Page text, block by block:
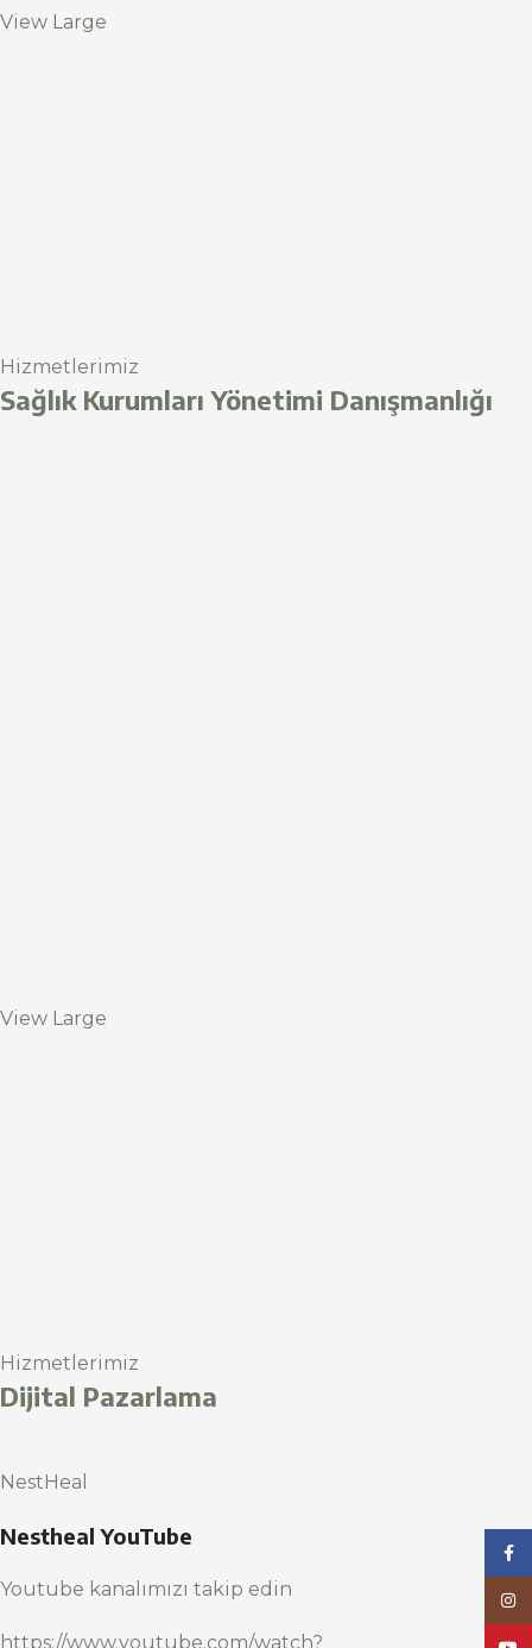
View Large
Hizmetlerimiz
Sağlık Kurumları Yönetimi Danışmanlığı
View Large
Hizmetlerimiz
Dijital Pazarlama
NestHeal
Nestheal YouTube
Youtube kanalımızı takip edin
https://www.youtube.com/watch?